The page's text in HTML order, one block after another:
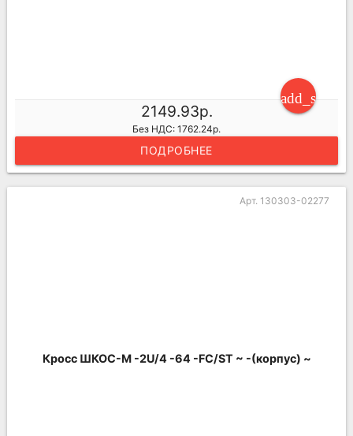
2149.93р.
Без НДС: 1762.24р.
ПОДРОБНЕЕ
Арт. 130303-02277
Кросс ШКОС-М -2U/4 -64 -FC/ST ~ -(корпус) ~